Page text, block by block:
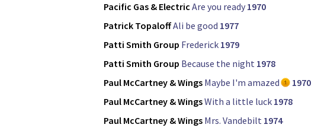
Pacific Gas & Electric Are you ready 1970
Patrick TopaloffAli be good 1977
Patti Smith Group Frederick 1979
Patti Smith Group Because the night 1978
Paul McCartney & Wings Maybe I'm amazed
1970
Paul McCartney & WingsWith a little luck 1978
Paul McCartney & Wings Mrs. Vandebilt 1974